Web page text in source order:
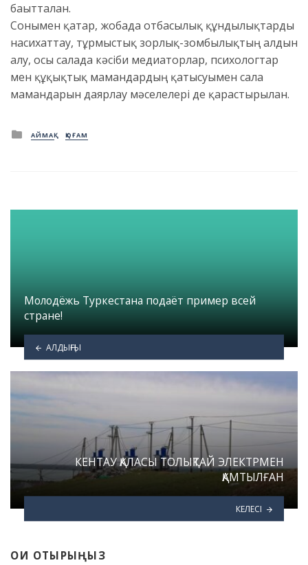
бағытталған.
Сонымен қатар, жобада отбасылық құндылықтарды
насихаттау, тұрмыстық зорлық-зомбылықтың алдын
алу, осы салада кәсіби медиаторлар, психологтар
мен құқықтық мамандардың қатысуымен сала
мамандарын даярлау мәселелері де қарастырылған.
Posted
in
АЙМАҚ ҚОҒАМ
Молодёжь Туркестана подаёт пример всей
стране!
АЛДЫҢҒЫ
КЕНТАУ ҚАЛАСЫ ТОЛЫҚТАЙ ЭЛЕКТРМЕН
ҚАМТЫЛҒАН
КЕЛЕСІ
ОҚИ ОТЫРЫҢЫЗ